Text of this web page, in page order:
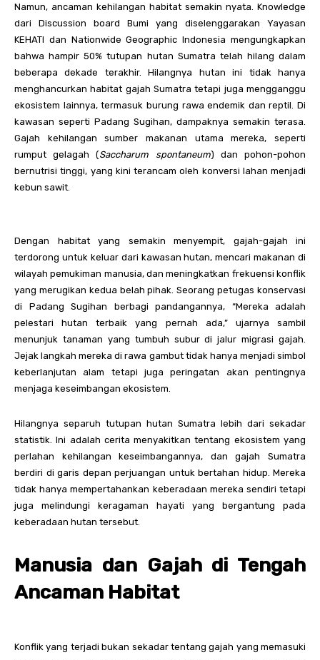
Namun, ancaman kehilangan habitat semakin nyata. Knowledge
dari Discussion board Bumi yang diselenggarakan Yayasan
KEHATI dan Nationwide Geographic Indonesia mengungkapkan
bahwa hampir 50% tutupan hutan Sumatra telah hilang dalam
beberapa dekade terakhir. Hilangnya hutan ini tidak hanya
menghancurkan habitat gajah Sumatra tetapi juga mengganggu
ekosistem lainnya, termasuk burung rawa endemik dan reptil. Di
kawasan seperti Padang Sugihan, dampaknya semakin terasa.
Gajah kehilangan sumber makanan utama mereka, seperti
rumput gelagah (Saccharum spontaneum) dan pohon-pohon
bernutrisi tinggi, yang kini terancam oleh konversi lahan menjadi
kebun sawit.
Dengan habitat yang semakin menyempit, gajah-gajah ini
terdorong untuk keluar dari kawasan hutan, mencari makanan di
wilayah pemukiman manusia, dan meningkatkan frekuensi konflik
yang merugikan kedua belah pihak. Seorang petugas konservasi
di Padang Sugihan berbagi pandangannya, “Mereka adalah
pelestari hutan terbaik yang pernah ada,” ujarnya sambil
menunjuk tanaman yang tumbuh subur di jalur migrasi gajah.
Jejak langkah mereka di rawa gambut tidak hanya menjadi simbol
keberlanjutan alam tetapi juga peringatan akan pentingnya
menjaga keseimbangan ekosistem.
Hilangnya separuh tutupan hutan Sumatra lebih dari sekadar
statistik. Ini adalah cerita menyakitkan tentang ekosistem yang
perlahan kehilangan keseimbangannya, dan gajah Sumatra
berdiri di garis depan perjuangan untuk bertahan hidup. Mereka
tidak hanya mempertahankan keberadaan mereka sendiri tetapi
juga melindungi keragaman hayati yang bergantung pada
keberadaan hutan tersebut.
Manusia dan Gajah di Tengah
Ancaman Habitat
Konflik yang terjadi bukan sekadar tentang gajah yang memasuki